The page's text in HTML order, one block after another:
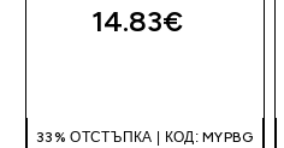
14.83€‎
33% ОТСТЪПКА | КОД: MYPBG